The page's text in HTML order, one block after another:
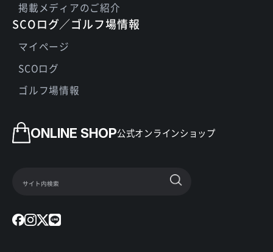
ONLINE SHOP公式オンラインショップ
掲載メディアのご紹介
SCOログ／ゴルフ場情報
マイページ
SCOログ
ゴルフ場情報